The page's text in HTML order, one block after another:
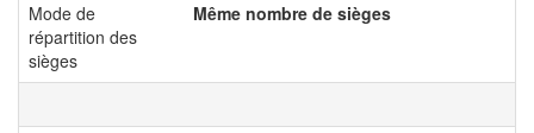
Mode de
répartition des
sièges
Même nombre de sièges